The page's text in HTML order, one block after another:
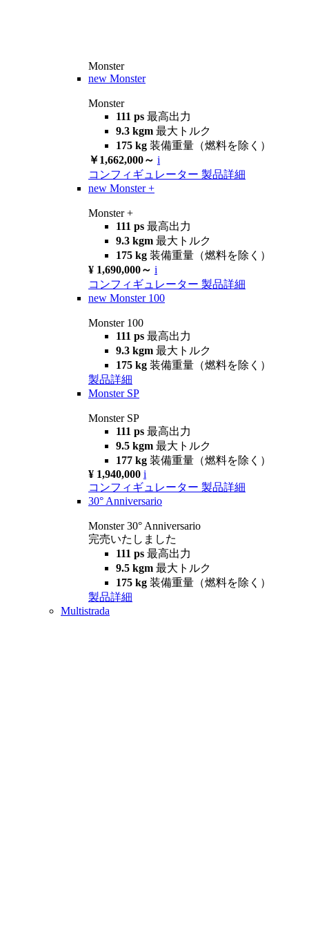
Monster
new Monster
Monster
111 ps 最高出力
9.3 kgm 最大トルク
175 kg 装備重量（燃料を除く）
￥1,662,000～ i
コンフィギュレーター 製品詳細
new Monster +
Monster +
111 ps 最高出力
9.3 kgm 最大トルク
175 kg 装備重量（燃料を除く）
¥ 1,690,000～ i
コンフィギュレーター 製品詳細
new Monster 100
Monster 100
111 ps 最高出力
9.3 kgm 最大トルク
175 kg 装備重量（燃料を除く）
製品詳細
Monster SP
Monster SP
111 ps 最高出力
9.5 kgm 最大トルク
177 kg 装備重量（燃料を除く）
¥ 1,940,000 i
コンフィギュレーター 製品詳細
30° Anniversario
Monster 30° Anniversario
完売いたしました
111 ps 最高出力
9.5 kgm 最大トルク
175 kg 装備重量（燃料を除く）
製品詳細
Multistrada